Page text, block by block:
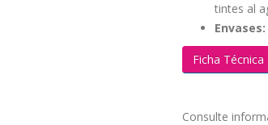
tintes al
Envases:
Ficha Técnica
Consulte